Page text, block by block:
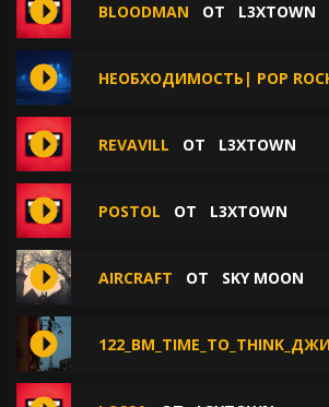
BLOODMAN ОТ L3XTOWN
НЕОБХОДИМОСТЬ| POP
REVAVILL ОТ L3XTOWN
POSTOL ОТ L3XTOWN
AIRCRAFT ОТ SKY MOON